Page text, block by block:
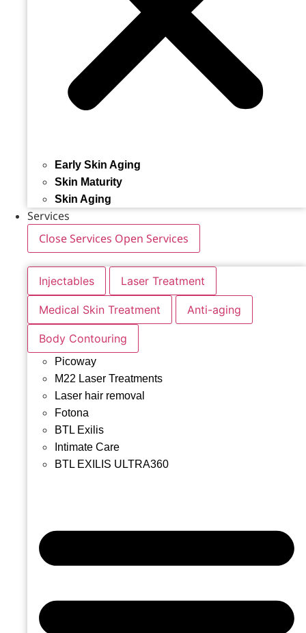
Early Skin Aging
Skin Maturity
Skin Aging
Services
Close Services Open Services
Injectables Laser Treatment
Medical Skin Treatment Anti-aging
Body Contouring
Picoway
M22 Laser Treatments
Laser hair removal
Fotona
BTL Exilis
Intimate Care
BTL EXILIS ULTRA360